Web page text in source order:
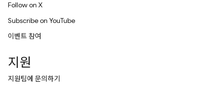
Follow on X
Subscribe on YouTube
이벤트 참여
지원
지원팀에 문의하기